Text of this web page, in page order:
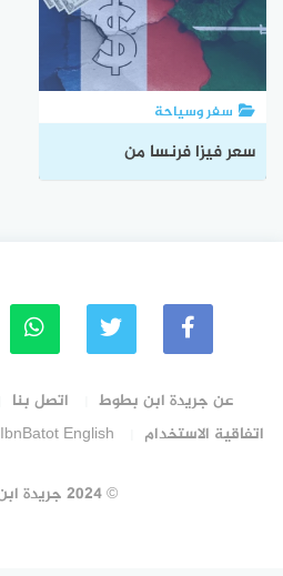
سفر وسياحة
سعر فيزا فرنسا من
عن جريدة ابن بطوط اتصل بنا
اتفاقية الاستخدام
IbnBatot English
© 2024 جريدة ابن بطوط